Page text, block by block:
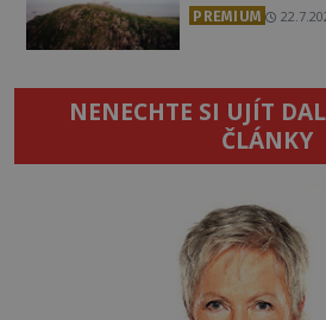
PREMIUM
NENECHTE SI UJÍT
ČLÁNKY